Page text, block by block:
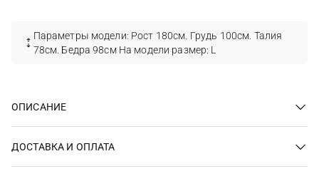
Параметры модели: Рост 180см. Грудь 100см. Талия
78см. Бедра 98см На модели размер: L
ОПИСАНИЕ
ДОСТАВКА И ОПЛАТА